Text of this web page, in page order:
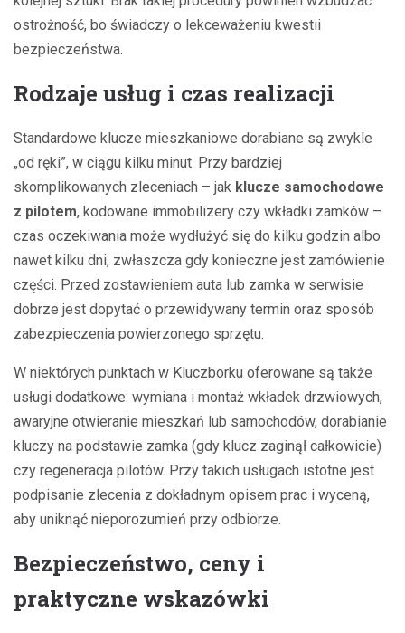
ostrożność, bo świadczy o lekceważeniu kwestii
bezpieczeństwa.
Rodzaje usług i czas realizacji
Standardowe klucze mieszkaniowe dorabiane są zwykle
„od ręki”, w ciągu kilku minut. Przy bardziej
skomplikowanych zleceniach – jak klucze samochodowe
z pilotem, kodowane immobilizery czy wkładki zamków –
czas oczekiwania może wydłużyć się do kilku godzin albo
nawet kilku dni, zwłaszcza gdy konieczne jest zamówienie
części. Przed zostawieniem auta lub zamka w serwisie
dobrze jest dopytać o przewidywany termin oraz sposób
zabezpieczenia powierzonego sprzętu.
W niektórych punktach w Kluczborku oferowane są także
usługi dodatkowe: wymiana i montaż wkładek drzwiowych,
awaryjne otwieranie mieszkań lub samochodów, dorabianie
kluczy na podstawie zamka (gdy klucz zaginął całkowicie)
czy regeneracja pilotów. Przy takich usługach istotne jest
podpisanie zlecenia z dokładnym opisem prac i wyceną,
aby uniknąć nieporozumień przy odbiorze.
Bezpieczeństwo, ceny i
praktyczne wskazówki